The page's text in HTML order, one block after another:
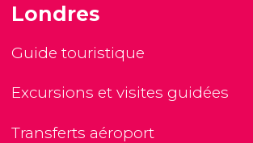
Londres
Guide touristique
Excursions et visites guidées
Transferts aéroport